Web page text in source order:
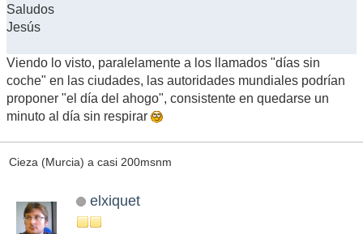
Saludos
Jesús
Viendo lo visto, paralelamente a los llamados "días sin
coche" en las ciudades, las autoridades mundiales podrían
proponer "el día del ahogo", consistente en quedarse un
minuto al día sin respirar
Cieza (Murcia) a casi 200msnm
elxiquet